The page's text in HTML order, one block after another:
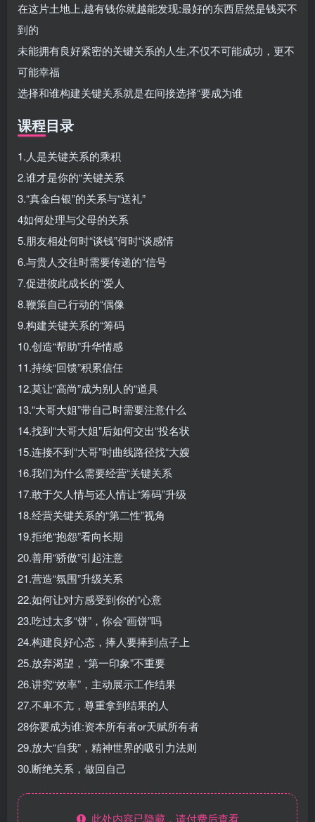
在这片土地上,越有钱你就越能发现:最好的东西居然是钱买不
到的
未能拥有良好紧密的关键关系的人生,不仅不可能成功，更不
可能幸福
选择和谁构建关键关系就是在间接选择“要成为谁
课程目录
1.人是关键关系的乘积
2.谁才是你的“关键关系
3.“真金白银”的关系与“送礼”
4如何处理与父母的关系
5.朋友相处何时“谈钱”何时“谈感情
6.与贵人交往时需要传递的“信号
7.促进彼此成长的“爱人
8.鞭策自己行动的“偶像
9.构建关键关系的“筹码
10.创造“帮助”升华情感
11.持续“回馈”积累信任
12.莫让“高尚”成为别人的“道具
13.“大哥大姐”带自己时需要注意什么
14.找到“大哥大姐”后如何交出“投名状
15.连接不到“大哥”时曲线路径找“大嫂
16.我们为什么需要经营“关键关系
17.敢于欠人情与还人情让“筹码”升级
18.经营关键关系的“第二性”视角
19.拒绝“抱怨”看向长期
20.善用“骄傲”引起注意
21.营造“氛围”升级关系
22.如何让对方感受到你的“心意
23.吃过太多“饼”，你会“画饼”吗
24.构建良好心态，捧人要捧到点子上
25.放弃渴望，“第一印象”不重要
26.讲究“效率”，主动展示工作结果
27.不卑不亢，尊重拿到结果的人
28你要成为谁:资本所有者or天赋所有者
29.放大“自我”，精神世界的吸引力法则
30.断绝关系，做回自己
此处内容已隐藏，请付费后查看